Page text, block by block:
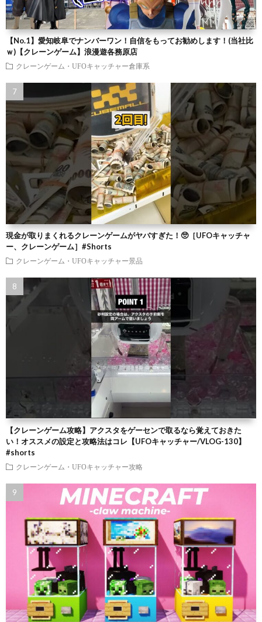
【No.1】愛知岐阜でナンバーワン！自信をもってお勧めします！(当社比
ｗ)【クレーンゲーム】浪漫遊各務原店
クレーンゲーム・UFOキャッチャー倉庫系
現金が取りまくれるクレーンゲームがヤバすぎた！🥺［UFOキャッチャ
ー、クレーンゲーム］#Shorts
クレーンゲーム・UFOキャッチャー景品
【クレーンゲーム攻略】アクスタをゲーセンで取るなら覚えておきた
い！オススメの設定と攻略法はコレ【UFOキャッチャー/VLOG-130】
#shorts
クレーンゲーム・UFOキャッチャー攻略